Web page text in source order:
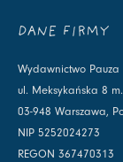
DANE FIRMY
Wydawnictwo Pauza
ul. Meksykańska 8
03-948 Warszawa,
NIP 5252024273
REGON 367470313